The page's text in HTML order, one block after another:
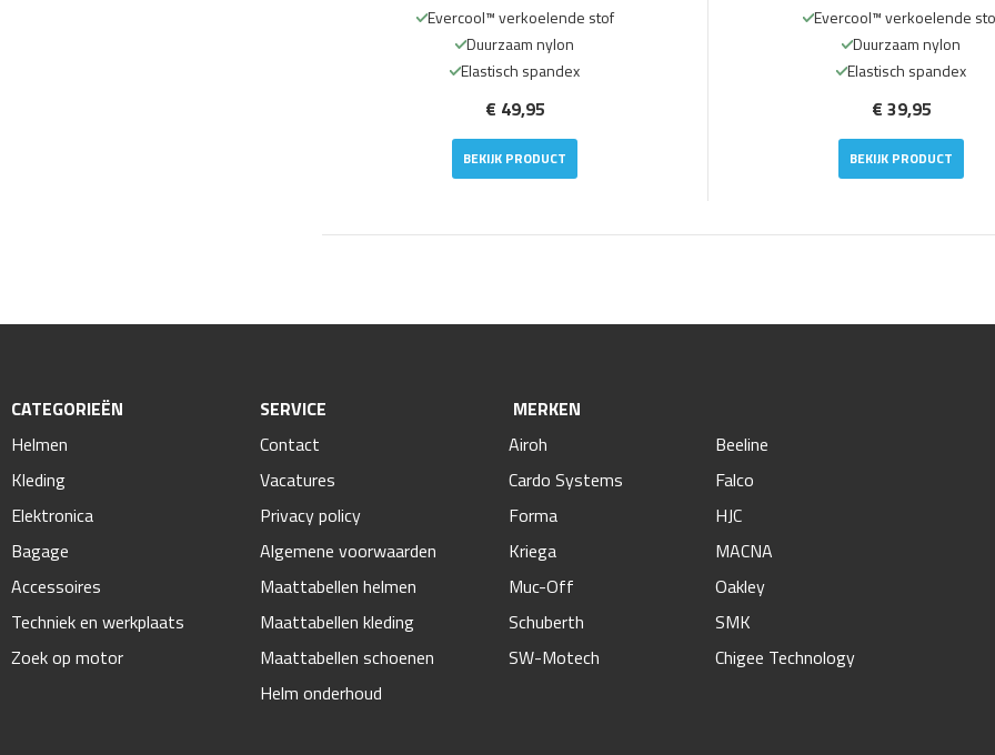
Evercool™ verkoelende stof
Duurzaam nylon
Elastisch spandex
€ 49,95
BEKIJK PRODUCT
Evercool™ verkoelende
Duurzaam nylon
Elastisch spandex
€ 39,95
BEKIJK PRODUCT
CATEGORIEËN
Helmen
Kleding
Elektronica
Bagage
Accessoires
Techniek en werkplaats
Zoek op motor
SERVICE
Contact
Vacatures
Privacy policy
Algemene voorwaarden
Maattabellen helmen
Maattabellen kleding
Maattabellen schoenen
Helm onderhoud
MERKEN
Airoh
Beeline
Cardo Systems
Falco
Forma
HJC
Kriega
MACNA
Muc-Off
Oakley
Schuberth
SMK
SW-Motech
Chigee Technology